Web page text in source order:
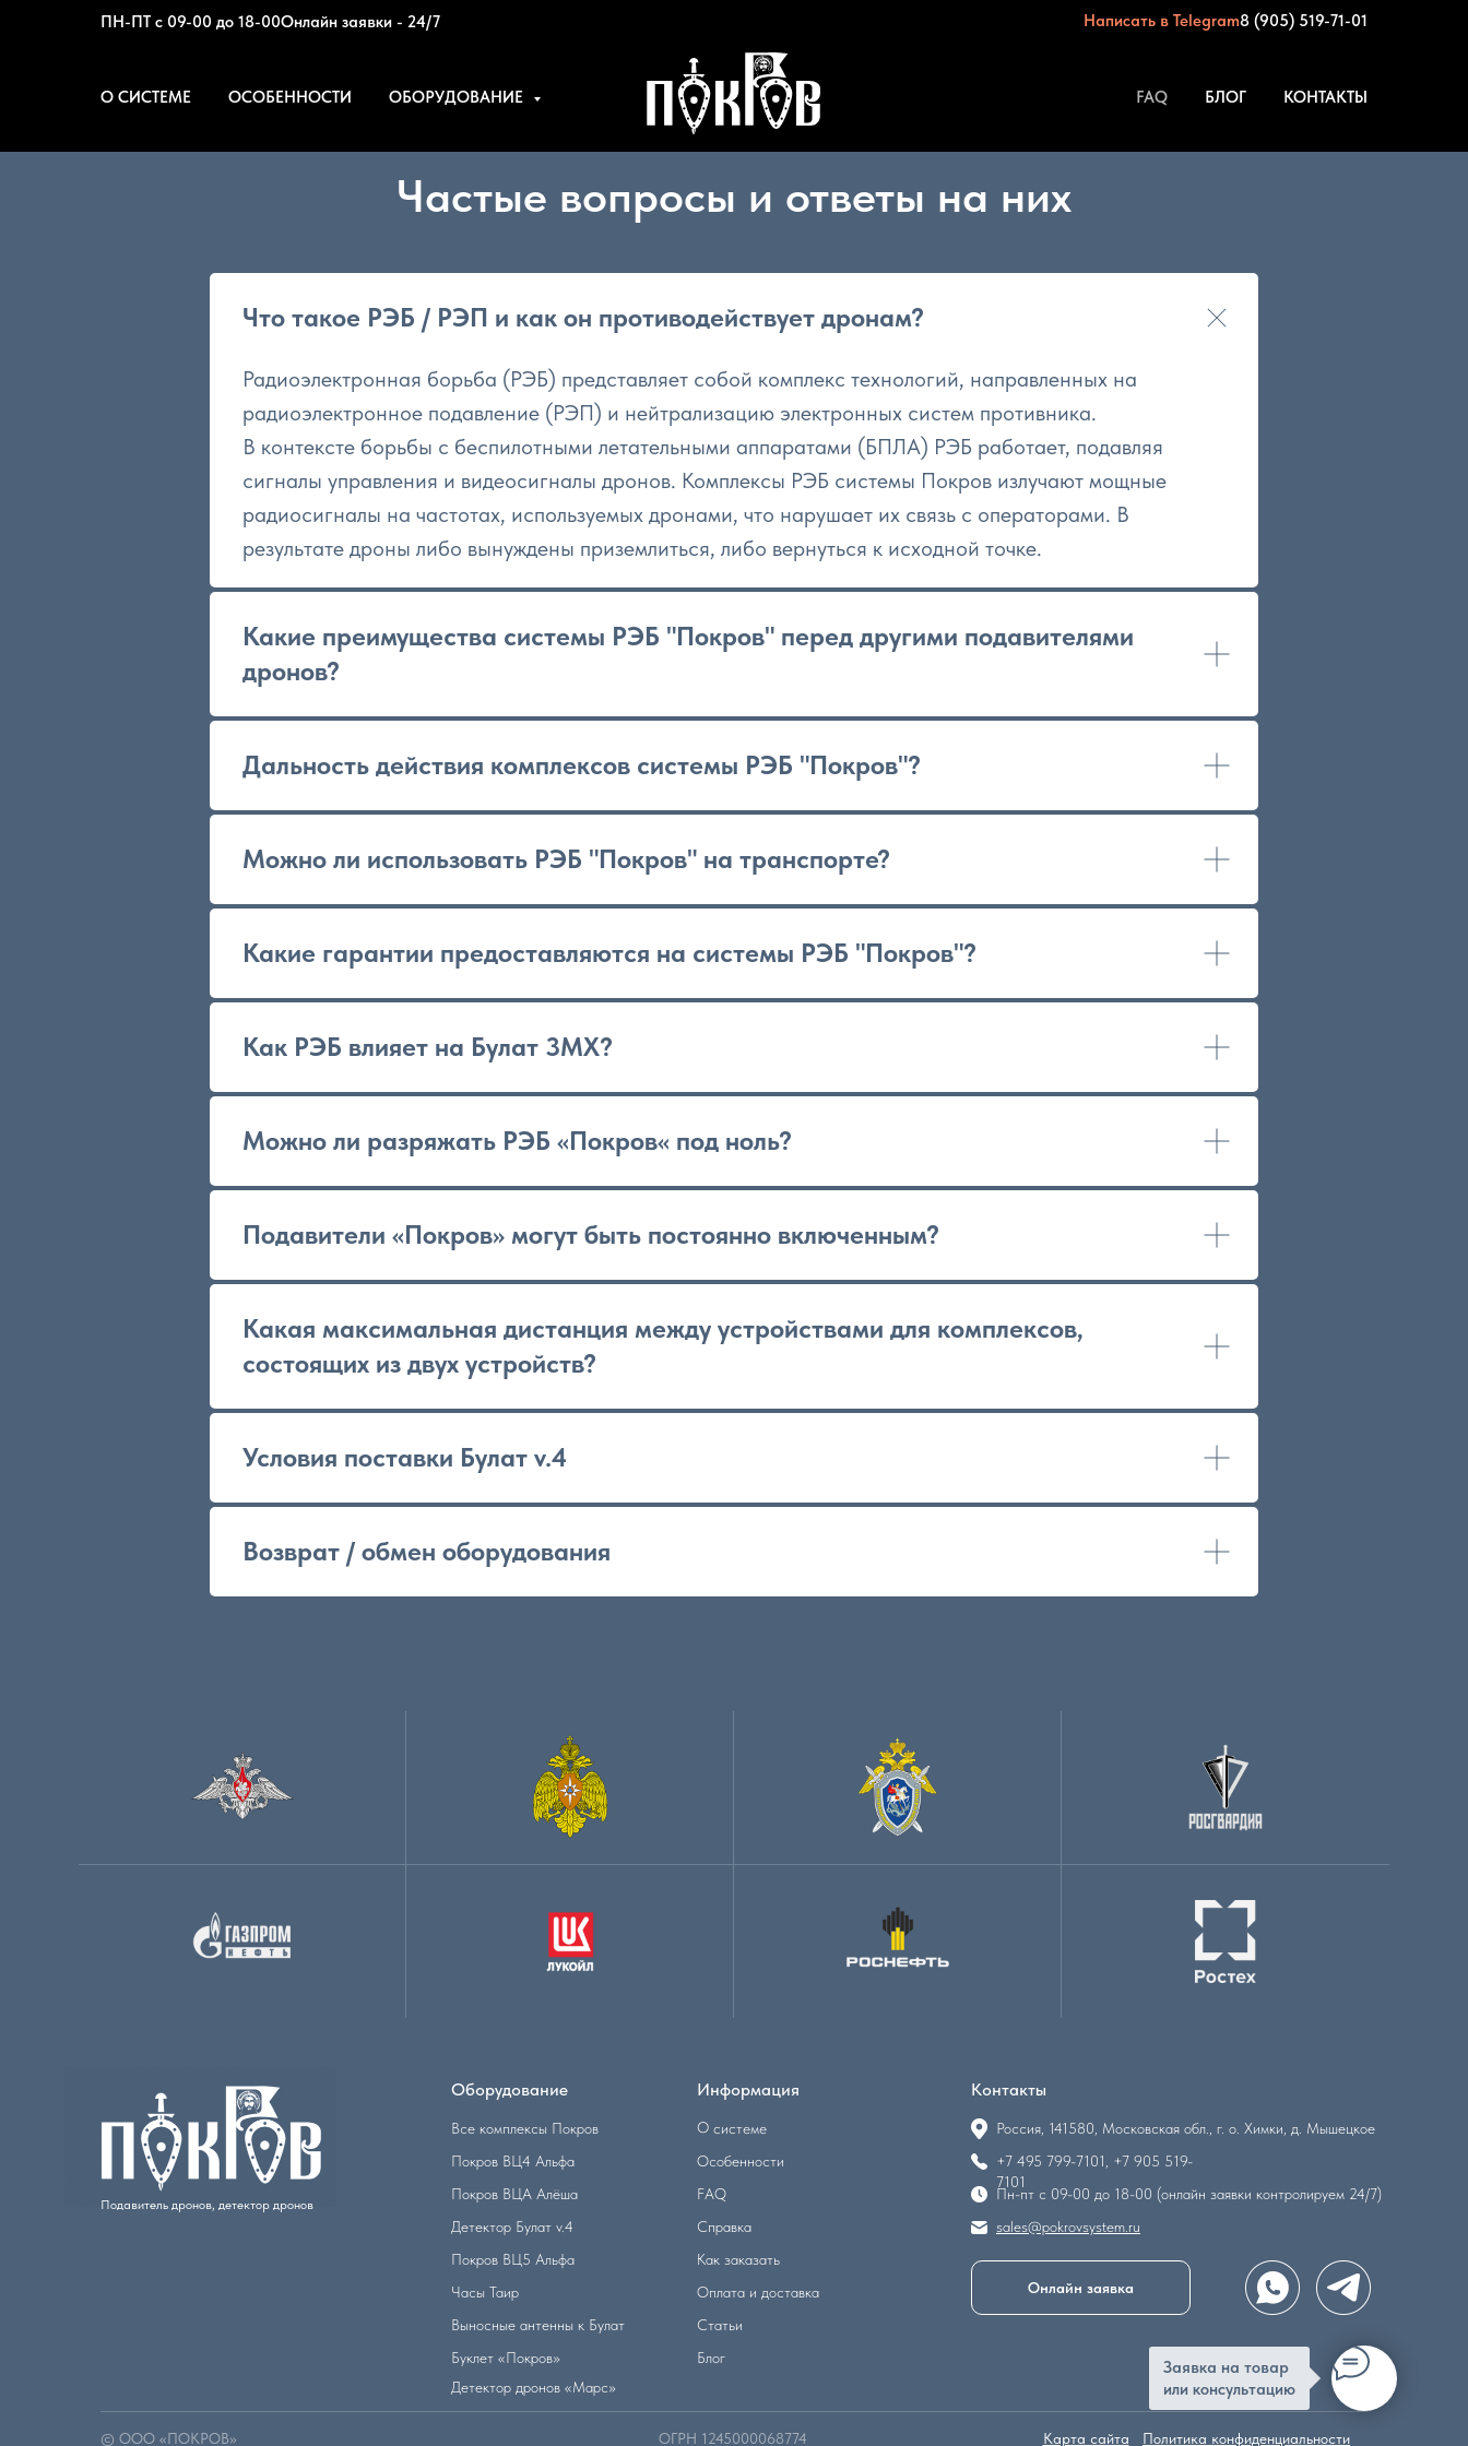
ПН-ПТ с 09-00 до 18-00Онлайн заявки - 24/7 Написать в Telegram8 (905) 519-71-01
О СИСТЕМЕ ОСОБЕННОСТИ ОБОРУДОВАНИЕ FAQ БЛОГ КОНТАКТЫ
Частые вопросы и ответы на них
Что такое РЭБ / РЭП и как он противодействует дронам?
Радиоэлектронная борьба (РЭБ) представляет собой комплекс технологий, направленных на
радиоэлектронное подавление (РЭП) и нейтрализацию электронных систем противника.
В контексте борьбы с беспилотными летательными аппаратами (БПЛА) РЭБ работает, подавляя
сигналы управления и видеосигналы дронов. Комплексы РЭБ системы Покров излучают мощные
радиосигналы на частотах, используемых дронами, что нарушает их связь с операторами. В
результате дроны либо вынуждены приземлиться, либо вернуться к исходной точке.
Какие преимущества системы РЭБ "Покров" перед другими подавителями
дронов?
Дальность действия комплексов системы РЭБ "Покров"?
Можно ли использовать РЭБ "Покров" на транспорте?
Какие гарантии предоставляются на системы РЭБ "Покров"?
Как РЭБ влияет на Булат 3МХ?
Можно ли разряжать РЭБ «Покров« под ноль?
Подавители «Покров» могут быть постоянно включенным?
Какая максимальная дистанция между устройствами для комплексов,
состоящих из двух устройств?
Условия поставки Булат v.4
Возврат / обмен оборудования
Контакты
Россия, 141580, Московская обл., г. о. Химки, д. Мышецкое
+7 495 799-7101, +7 905 519-
7101
Пн-пт с 09-00 до 18-00 (онлайн заявки контролируем 24/7)
sales@pokrovsystem.ru
Подавитель дронов, детектор дронов
Оборудование
Все комплексы Покров
Покров ВЦ4 Альфа
Покров ВЦА Алёша
Детектор Булат v.4
Покров ВЦ5 Альфа
Часы Таир
Выносные антенны к Булат
Детектор дронов «Марс»
Буклет «Покров»
Информация
О системе
Особенности
FAQ
Справка
Как заказать
Оплата и доставка
Статьи
Блог
Онлайн заявка
© ООО «ПОКРОВ» Карта сайта
ОГРН 1245000068774 Политика конфиденциальности
Заявка на товар
или консультацию